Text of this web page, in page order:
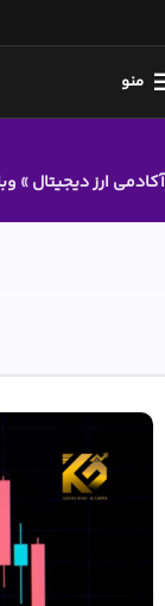
منو
آکادمی ارز دیجیتال»